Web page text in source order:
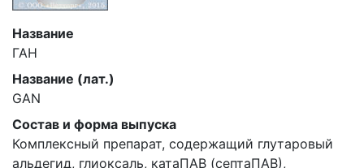
Название
ГАН
Название (лат.)
GAN
Состав и форма выпуска
Комплексный препарат, содержащий глутаровый
альдегид, глиоксаль, катаПАВ (септаПАВ),